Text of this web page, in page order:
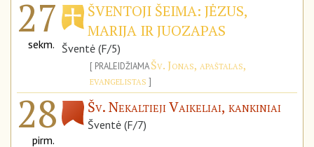
27
sekm.
ŠVENTOJI ŠEIMA: JĖZUS,
MARIJA IR JUOZAPAS
Šventė (F/5)
PRALEIDŽIAMAŠv. Jonas, apaštalas,
evangelistas
28
pirm.
Šv. Nekaltieji Vaikeliai, kankiniai
Šventė (F/7)